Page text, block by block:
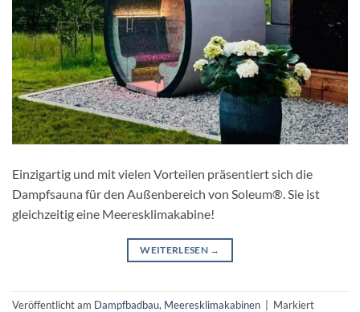
Einzigartig und mit vielen Vorteilen präsentiert sich die
Dampfsauna für den Außenbereich von Soleum®. Sie ist
gleichzeitig eine Meeresklimakabine!
WEITERLESEN →
Veröffentlicht am Dampfbadbau, Meeresklimakabinen
Markiert